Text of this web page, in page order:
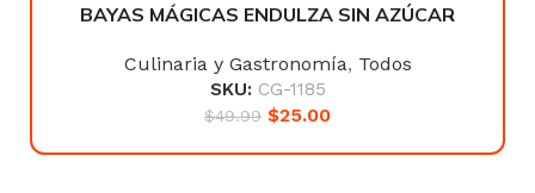
BAYAS MÁGICAS ENDULZA SIN AZÚCAR
Culinaria y Gastronomía, Todos
SKU: CG-1185
$49.99 $25.00